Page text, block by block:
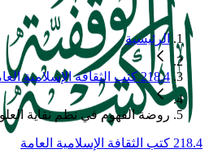
الرئيسية
218.4 كتب الثقافة الإسلامية العامة
روضة الفهوم في نظم نقاية العلوم
الثقافة الإسلامية العامة